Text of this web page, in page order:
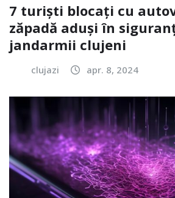
7 turiști blocați cu
zăpadă aduși în
jandarmii clujeni
clujazi apr. 8, 2024